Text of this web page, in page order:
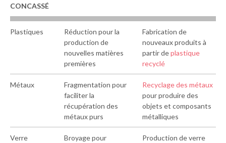
CONCASSÉ
Plastiques
Réduction pour la
production de
nouvelles matières
premières
Fabrication de
nouveaux produits à
partir deplastique
recyclé
Métaux
Fragmentation pour
faciliter la
récupération des
métaux purs
Recyclage des métaux
pour produire des
objets et composants
métalliques
Verre
Broyage pour
Production de verre